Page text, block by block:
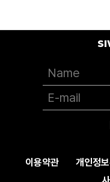
이용약관 개인정